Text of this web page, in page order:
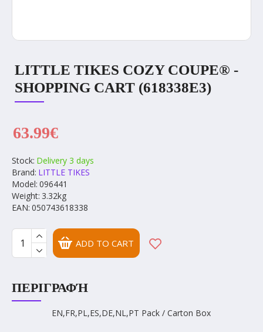
LITTLE TIKES COZY COUPE® -
SHOPPING CART (618338E3)
Stock: Delivery 3 days
Brand: LITTLE TIKES
Model: 096441
Weight: 3.32kg
EAN: 050743618338
63.99€
ADD TO CART
ΠΕΡΙΓΡΑΦΉ
EN,FR,PL,ES,DE,NL,PT Pack / Carton Box